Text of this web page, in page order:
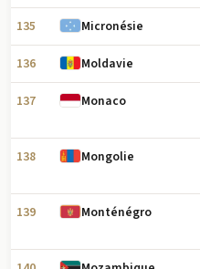
135 Micronésie
136 Moldavie
137 Monaco
138 Mongolie
139 Monténégro